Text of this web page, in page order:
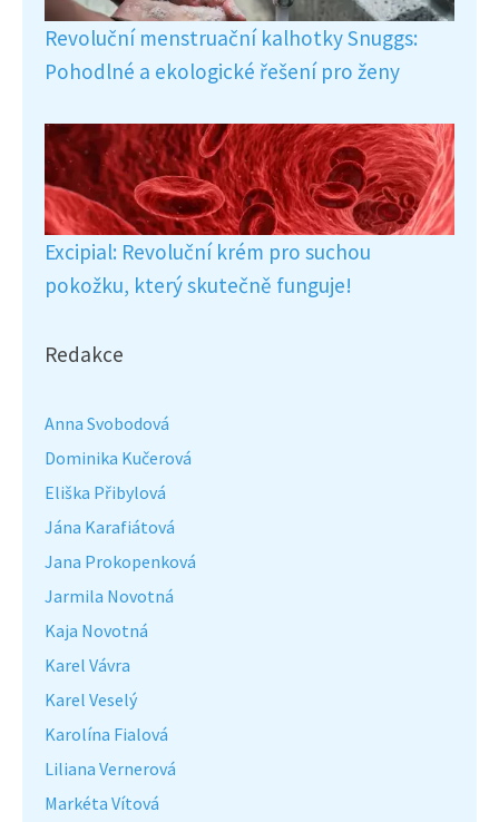
Revoluční menstruační kalhotky Snuggs:
Pohodlné a ekologické řešení pro ženy
Excipial: Revoluční krém pro suchou
pokožku, který skutečně funguje!
Redakce
Anna Svobodová
Dominika Kučerová
Eliška Přibylová
Jána Karafiátová
Jana Prokopenková
Jarmila Novotná
Kaja Novotná
Karel Vávra
Karel Veselý
Karolína Fialová
Liliana Vernerová
Markéta Vítová